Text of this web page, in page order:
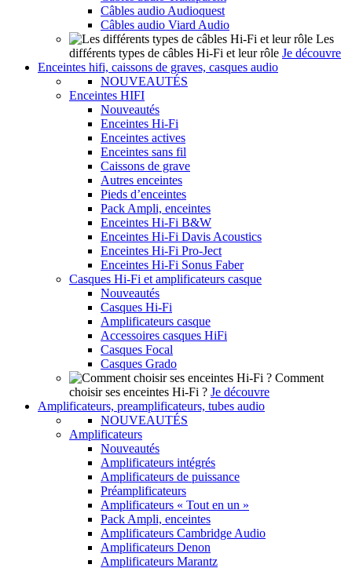
Câbles audio Audioquest
Câbles audio Viard Audio
Les
différents types de câbles Hi-Fi et leur rôle Je découvre
Enceintes hifi, caissons de graves, casques audio
NOUVEAUTÉS
Enceintes HIFI
Nouveautés
Enceintes Hi-Fi
Enceintes actives
Enceintes sans fil
Caissons de grave
Autres enceintes
Pieds d’enceintes
Pack Ampli, enceintes
Enceintes Hi-Fi B&W
Enceintes Hi-Fi Davis Acoustics
Enceintes Hi-Fi Pro-Ject
Enceintes Hi-Fi Sonus Faber
Casques Hi-Fi et amplificateurs casque
Nouveautés
Casques Hi-Fi
Amplificateurs casque
Accessoires casques HiFi
Casques Focal
Casques Grado
Comment
choisir ses enceintes Hi-Fi ? Je découvre
Amplificateurs, preamplificateurs, tubes audio
NOUVEAUTÉS
Amplificateurs
Nouveautés
Amplificateurs intégrés
Amplificateurs de puissance
Préamplificateurs
Amplificateurs « Tout en un »
Pack Ampli, enceintes
Amplificateurs Cambridge Audio
Amplificateurs Denon
Amplificateurs Marantz